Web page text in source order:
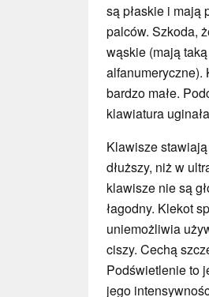
są płaskie i mają
palców. Szkoda,
wąskie (mają
alfanumeryczne).
bardzo małe.
klawiatura
Klawisze
dłuższy, niż w
klawisze nie są
łagodny. Klekot
uniemożliwia
ciszy. Cechą
Podświetlenie to
jego